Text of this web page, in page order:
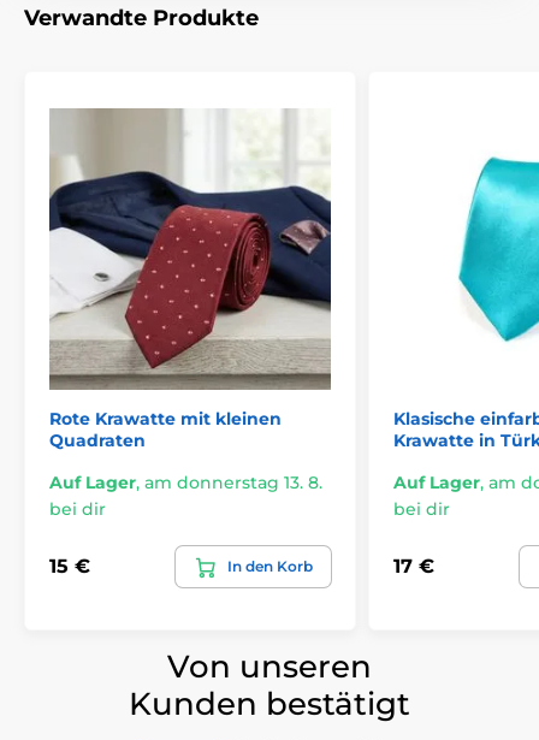
Verwandte Produkte
Rote Krawatte mit kleinen
Quadraten
Auf Lager, am donnerstag 13. 8.
bei dir
15 € In den Korb
Klasische
Krawatte in
Auf Lager, am
bei dir
17 €
Von unseren
Kunden bestätigt